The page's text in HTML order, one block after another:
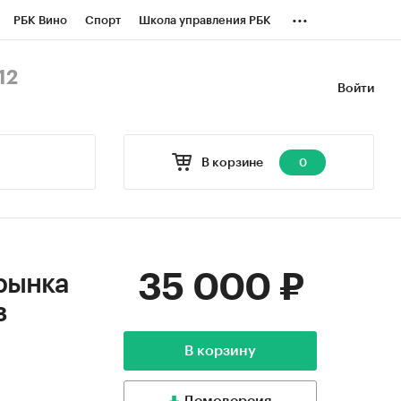
РБК Вино Спорт Школа управления РБК ...
Войти
В корзине 0
35 000 ₽
В корзину